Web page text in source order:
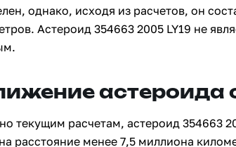
однако, исходя из расчетов, он
Астероид 354663 2005 LY19 не
астероида
текущим расчетам, астероид 354663
расстояние менее 7,5 миллиона